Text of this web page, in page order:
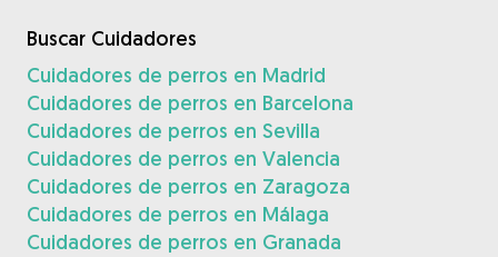
Buscar Cuidadores
Cuidadores de perros en Madrid
Cuidadores de perros en Barcelona
Cuidadores de perros en Sevilla
Cuidadores de perros en Valencia
Cuidadores de perros en Zaragoza
Cuidadores de perros en Málaga
Cuidadores de perros en Granada